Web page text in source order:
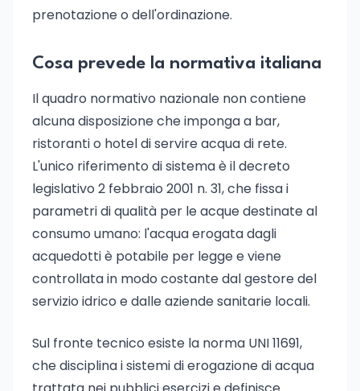
prenotazione o dell'ordinazione.
Cosa prevede la normativa italiana
Il quadro normativo nazionale non contiene
alcuna disposizione che imponga a bar,
ristoranti o hotel di servire acqua di rete.
L'unico riferimento di sistema è il decreto
legislativo 2 febbraio 2001 n. 31, che fissa i
parametri di qualità per le acque destinate al
consumo umano: l'acqua erogata dagli
acquedotti è potabile per legge e viene
controllata in modo costante dal gestore del
servizio idrico e dalle aziende sanitarie locali.
Sul fronte tecnico esiste la norma UNI 11691,
che disciplina i sistemi di erogazione di acqua